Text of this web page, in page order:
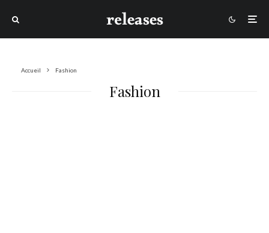
Accueil Fashion
Fashion